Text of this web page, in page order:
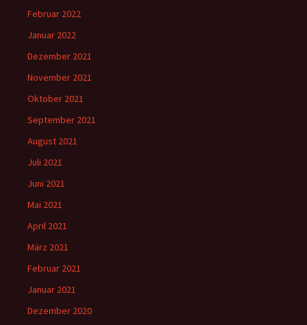
Februar 2022
Januar 2022
Dezember 2021
November 2021
Oktober 2021
September 2021
August 2021
Juli 2021
Juni 2021
Mai 2021
April 2021
März 2021
Februar 2021
Januar 2021
Dezember 2020